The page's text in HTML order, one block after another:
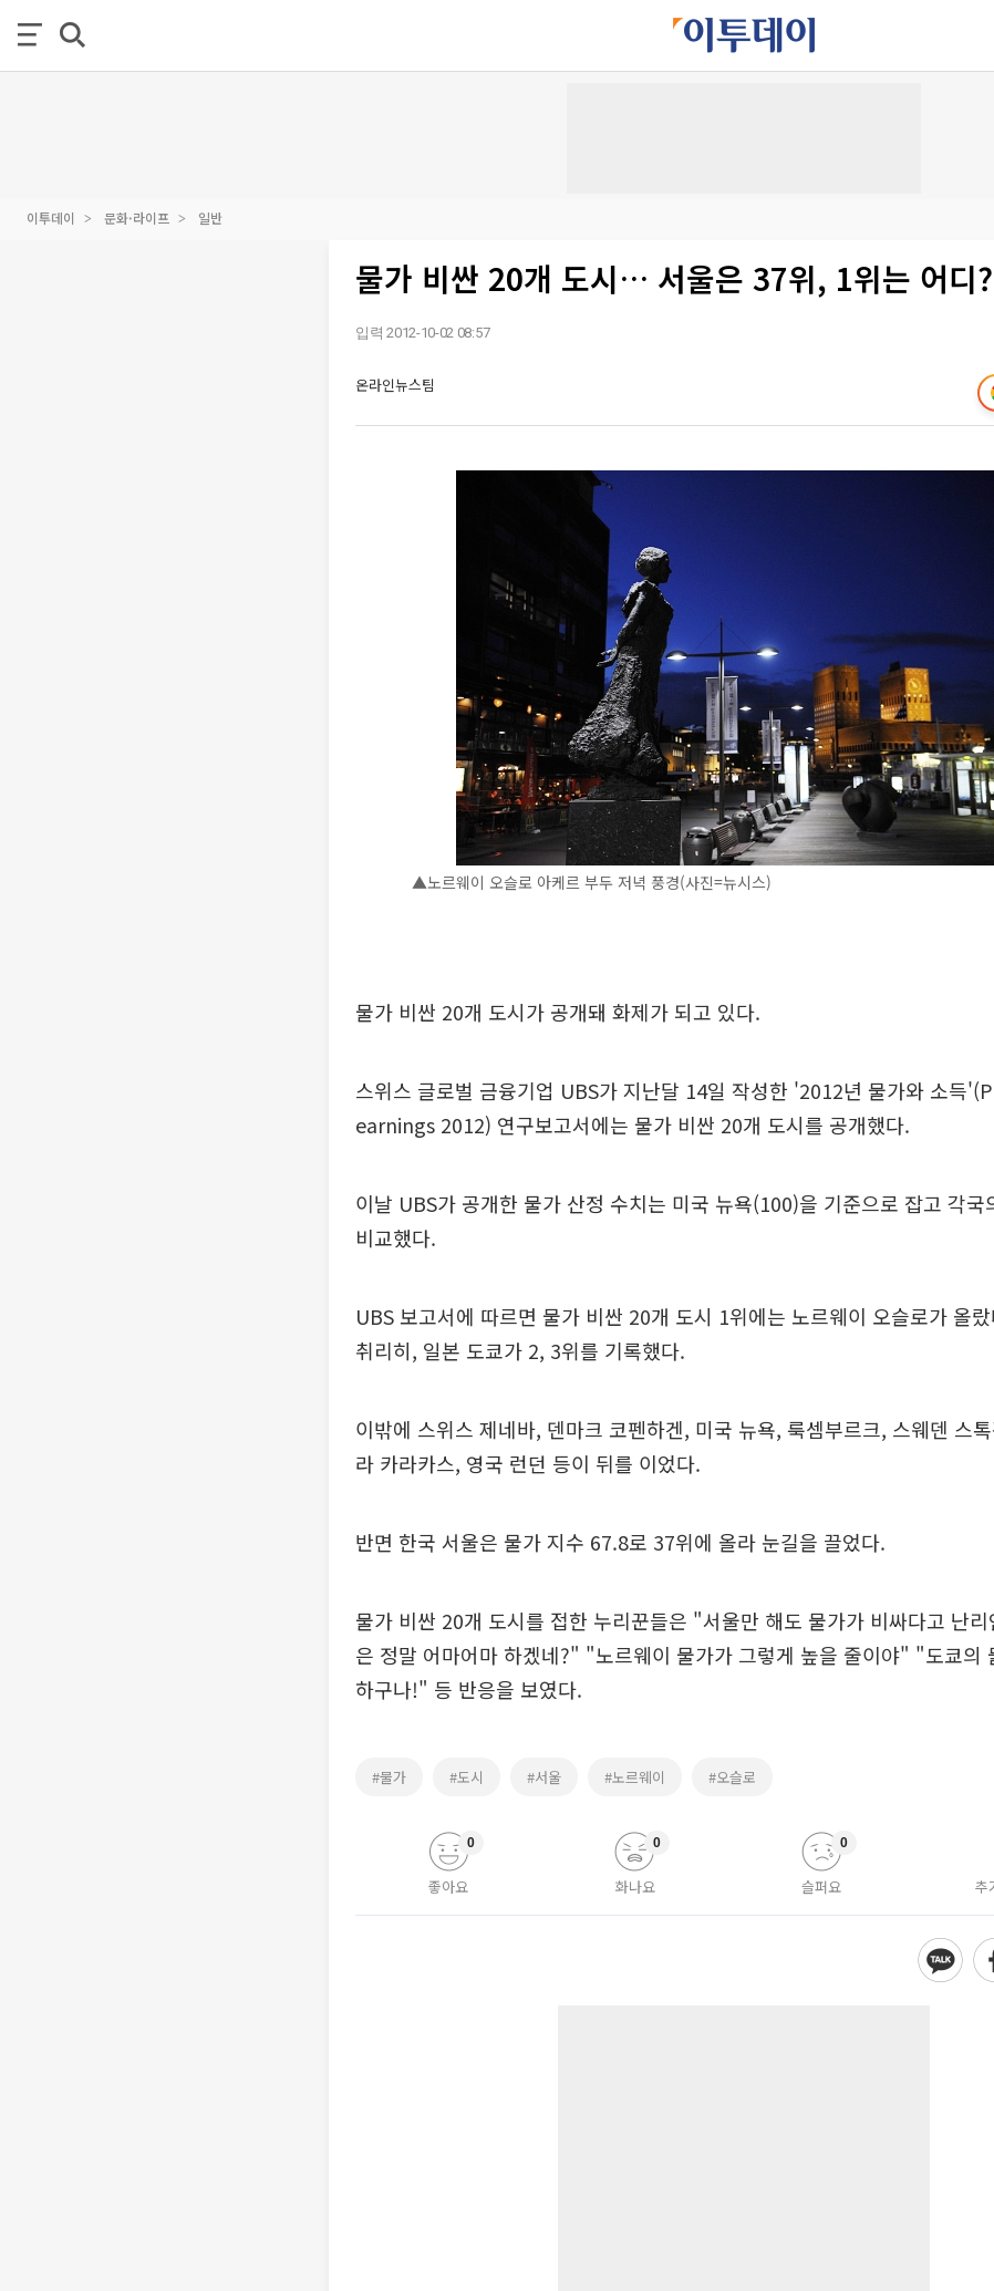
이투데이 문화·라이프 일반
물가 비싼 20개 도시… 서울은 37위, 1위는 어디?
입력 2012-10-02 08:57
온라인뉴스팀
▲노르웨이 오슬로 아케르 부두 저녁 풍경(사진=뉴시스)
물가 비싼 20개 도시가 공개돼 화제가 되고 있다.
스위스 글로벌 금융기업 UBS가 지난달 14일 작성한 '2012년 물가와 소득
earnings 2012) 연구보고서에는 물가 비싼 20개 도시를 공개했다.
이날 UBS가 공개한 물가 산정 수치는 미국 뉴욕(100)을 기준으로 잡고 각국
비교했다.
UBS 보고서에 따르면 물가 비싼 20개 도시 1위에는 노르웨이 오슬로가 올
취리히, 일본 도쿄가 2, 3위를 기록했다.
이밖에 스위스 제네바, 덴마크 코펜하겐, 미국 뉴욕, 룩셈부르크, 스웨덴 스
라 카라카스, 영국 런던 등이 뒤를 이었다.
반면 한국 서울은 물가 지수 67.8로 37위에 올라 눈길을 끌었다.
물가 비싼 20개 도시를 접한 누리꾼들은 "서울만 해도 물가가 비싸다고 난
은 정말 어마어마 하겠네?" "노르웨이 물가가 그렇게 높을 줄이야" "도쿄의
하구나!" 등 반응을 보였다.
#물가 #도시 #서울 #노르웨이 #오슬로
좋아요
0
화나요
0
슬퍼요
0
추